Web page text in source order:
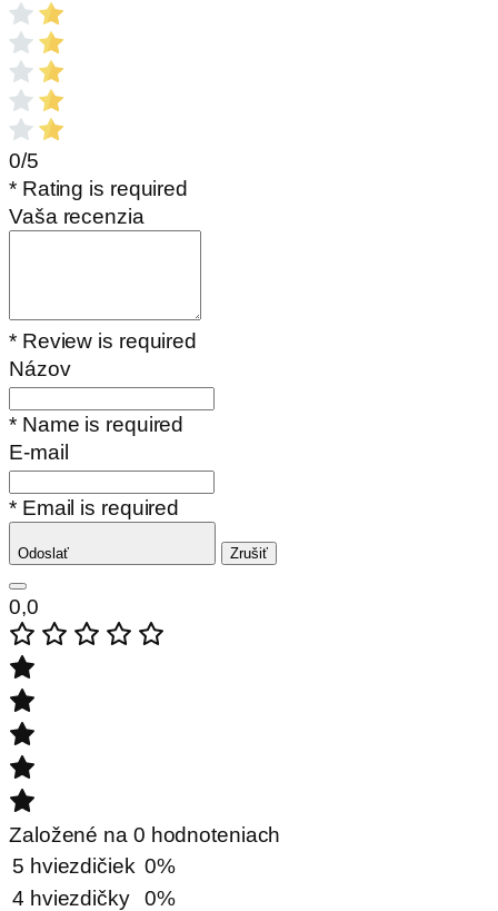
0/5
* Rating is required
Vaša recenzia
* Review is required
Názov
* Name is required
E-mail
* Email is required
Odoslať Zrušiť
0,0
Založené na 0 hodnoteniach
5 hviezdičiek 0%
4 hviezdičky
0%